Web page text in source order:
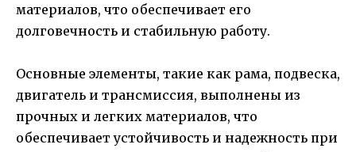
материалов, что обеспечивает его
долговечность и стабильную работу.
Основные элементы, такие как рама, подвеска,
двигатель и трансмиссия, выполнены из
прочных и легких материалов, что
обеспечивает устойчивость и надежность при